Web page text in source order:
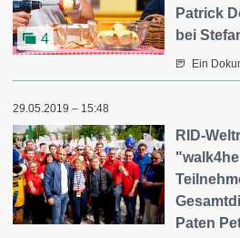
4
Patrick
bei
Ein
29.05.2019 – 15:48
RID-
Paten